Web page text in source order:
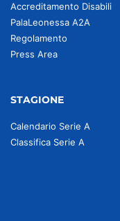
Accreditamento Disabili
PalaLeonessa A2A
Regolamento
Press Area
STAGIONE
Calendario Serie A
Classifica Serie A